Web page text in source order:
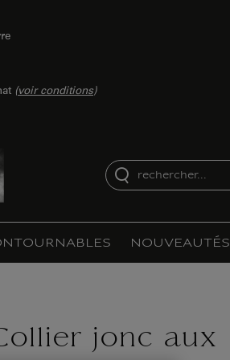
(voir conditions)
rechercher...
NOUVEAUTÉS
jonc aux